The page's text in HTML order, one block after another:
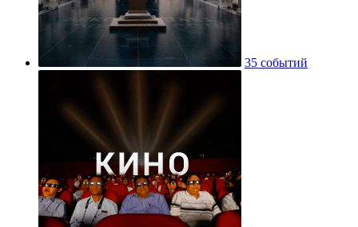
35 событий